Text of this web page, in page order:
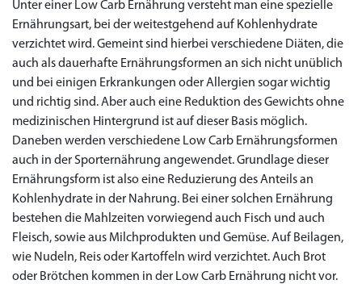
Unter einer Low Carb Ernährung versteht man eine spezielle
Ernährungsart, bei der weitestgehend auf Kohlenhydrate
verzichtet wird. Gemeint sind hierbei verschiedene Diäten, die
auch als dauerhafte Ernährungsformen an sich nicht unüblich
und bei einigen Erkrankungen oder Allergien sogar wichtig
und richtig sind. Aber auch eine Reduktion des Gewichts ohne
medizinischen Hintergrund ist auf dieser Basis möglich.
Daneben werden verschiedene Low Carb Ernährungsformen
auch in der Sporternährung angewendet. Grundlage dieser
Ernährungsform ist also eine Reduzierung des Anteils an
Kohlenhydrate in der Nahrung. Bei einer solchen Ernährung
bestehen die Mahlzeiten vorwiegend auch Fisch und auch
Fleisch, sowie aus Milchprodukten und Gemüse. Auf Beilagen,
wie Nudeln, Reis oder Kartoffeln wird verzichtet. Auch Brot
oder Brötchen kommen in der Low Carb Ernährung nicht vor.